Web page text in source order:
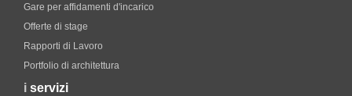
Gare per affidamenti d'incarico
Offerte di stage
Rapporti di Lavoro
Portfolio di architettura
i servizi